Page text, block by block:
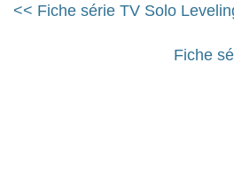
<< Fiche série TV Solo
Fiche